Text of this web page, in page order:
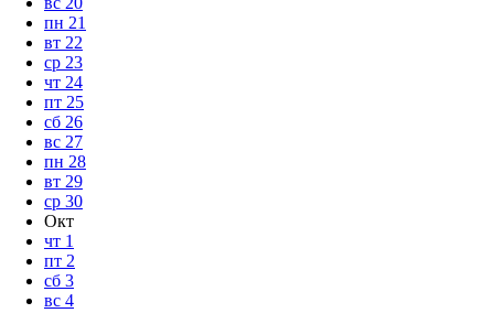
пн 21
вт 22
ср 23
чт 24
пт 25
сб 26
вс 27
пн 28
вт 29
ср 30
Окт
чт 1
пт 2
сб 3
вс 4